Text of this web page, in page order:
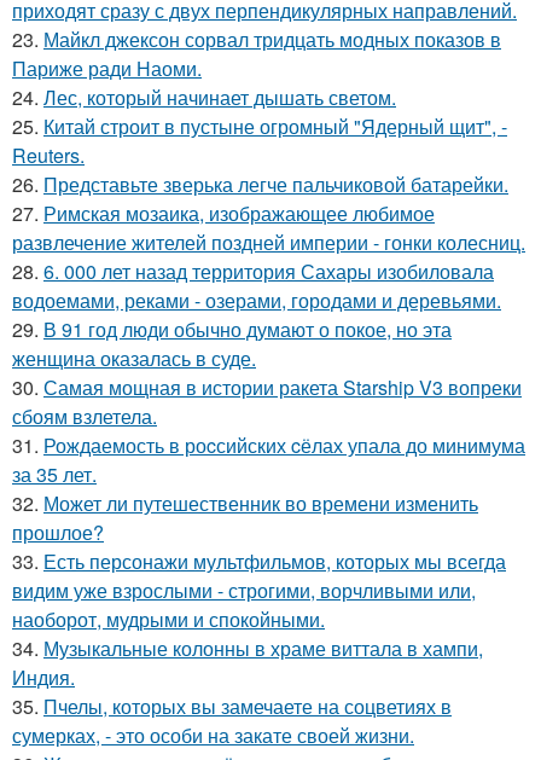
приходят сразу с двух перпендикулярных направлений.
23. Майкл джексон сорвал тридцать модных показов в
Париже ради Наоми.
24. Лес, который начинает дышать светом.
25. Китай строит в пустыне огромный "Ядерный щит", -
Reuters.
26. Представьте зверька легче пальчиковой батарейки.
27. Римская мозаика, изображающее любимое
развлечение жителей поздней империи - гонки колесниц.
28. 6. 000 лет назад территория Сахары изобиловала
водоемами, реками - озерами, городами и деревьями.
29. В 91 год люди обычно думают о покое, но эта
женщина оказалась в суде.
30. Самая мощная в истории ракета Starship V3 вопреки
сбоям взлетела.
31. Рождаемость в роcсийских cёлах упала до минимума
за 35 лет.
32. Может ли путешественник во времени изменить
прошлое?
33. Есть персонажи мультфильмов, которых мы всегда
видим уже взрослыми - строгими, ворчливыми или,
наоборот, мудрыми и спокойными.
34. Музыкальные колонны в храме виттала в хампи,
Индия.
35. Пчелы, которых вы замечаете на соцветиях в
сумерках, - это особи на закате своей жизни.